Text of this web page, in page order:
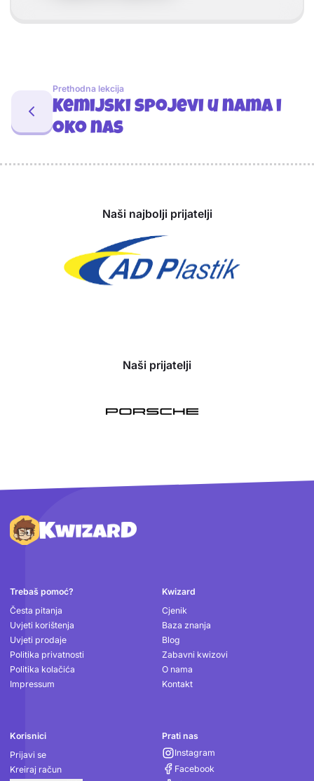
Prethodna lekcija
Kemijski spojevi u nama i
oko nas
Naši najbolji prijatelji
Naši prijatelji
Podnožje
Trebaš pomoć?
Česta pitanja
Uvjeti korištenja
Uvjeti prodaje
Politika privatnosti
Politika kolačića
Impressum
Kwizard
Cjenik
Baza znanja
Blog
Zabavni kwizovi
O nama
Kontakt
Korisnici
Prijavi se
Kreiraj račun
Prati nas
Instagram
Facebook